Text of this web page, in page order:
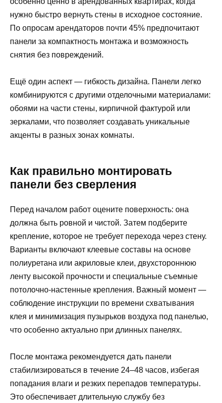
нужно быстро вернуть стены в исходное состояние.
По опросам арендаторов почти 45% предпочитают
панели за компактность монтажа и возможность
снятия без повреждений.
Ещё один аспект — гибкость дизайна. Панели легко
комбинируются с другими отделочными материалами:
обоями на части стены, кирпичной фактурой или
зеркалами, что позволяет создавать уникальные
акценты в разных зонах комнаты.
Как правильно монтировать
панели без сверления
Перед началом работ оцените поверхность: она
должна быть ровной и чистой. Затем подберите
крепление, которое не требует перехода через стену.
Варианты включают клеевые составы на основе
полиуретана или акриловые клеи, двухстороннюю
ленту высокой прочности и специальные съемные
потолочно-настенные крепления. Важный момент —
соблюдение инструкции по времени схватывания
клея и минимизация пузырьков воздуха под панелью,
что особенно актуально при длинных панелях.
После монтажа рекомендуется дать панели
стабилизироваться в течение 24–48 часов, избегая
попадания влаги и резких перепадов температуры.
Это обеспечивает длительную службу без